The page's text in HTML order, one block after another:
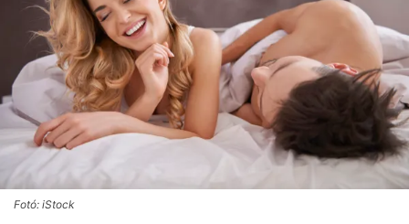
Fotó: iStock